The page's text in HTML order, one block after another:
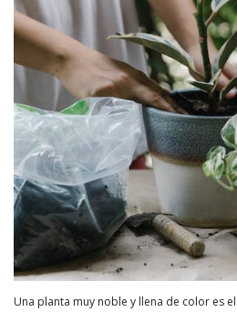
Una planta muy noble y llena de color es el